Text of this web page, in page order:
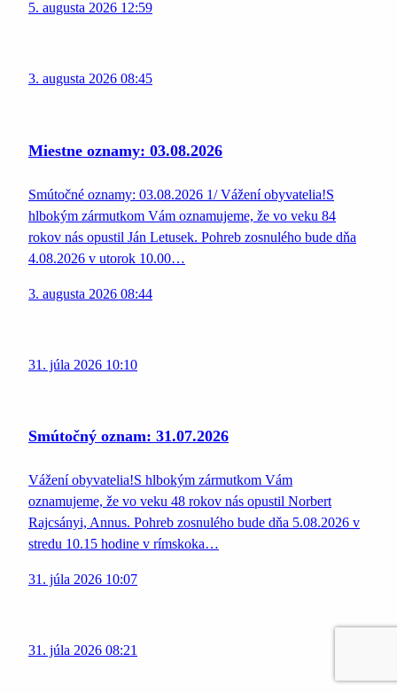
5. augusta 2026 12:59
3. augusta 2026 08:45
Miestne oznamy: 03.08.2026
Smútočné oznamy: 03.08.2026 1/ Vážení obyvatelia!S
hlbokým zármutkom Vám oznamujeme, že vo veku 84
rokov nás opustil Ján Letusek. Pohreb zosnulého bude dňa
4.08.2026 v utorok 10.00…
3. augusta 2026 08:44
31. júla 2026 10:10
Smútočný oznam: 31.07.2026
Vážení obyvatelia!S hlbokým zármutkom Vám
oznamujeme, že vo veku 48 rokov nás opustil Norbert
Rajcsányi, Annus. Pohreb zosnulého bude dňa 5.08.2026 v
stredu 10.15 hodine v rímskoka…
31. júla 2026 10:07
31. júla 2026 08:21